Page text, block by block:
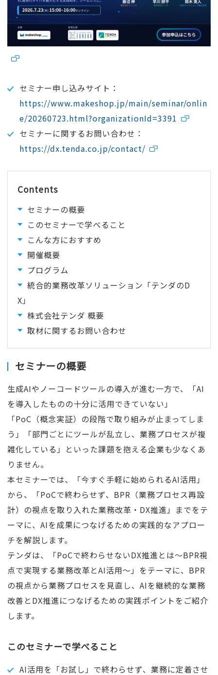
セミナー申し込みサイト：
https://www.makeshop.jp/main/seminar/onlin
e/20260723.html?organizationId=3391
セミナーに関するお問い合わせ：
https://dx.tenda.co.jp/contact/
Contents
セミナーの概要
このセミナーで学べること
こんな方におすすめ
開催概要
プログラム
統合的業務改革ソリューション「テンダのD
X」
株式会社テンダ 概要
取材に関するお問い合わせ
セミナーの概要
生成AIやノーコードツールの導入が進む一方で、「AI
を導入したものの十分に活用できていない」
「PoC（概念実証）の段階で取り組みが止まってしま
う」「部門ごとにツールが乱立し、業務プロセスが複
雑化している」といった課題を抱える企業も少なくあ
りません。
本セミナーでは、「今すぐ手軽に始められるAI活用」
から、「PoCで終わらせず、BPR（業務プロセス再設
計）の視点を取り入れた業務改革・DX推進」までをテ
ーマに、AIを成果につなげるための実践的なアプロー
チを解説します。
テンダは、「PoCで終わらせないDX推進とは～BPR視
点で実現する業務改革とAI活用～」をテーマに、BPR
の視点から業務プロセスを見直し、AIを継続的な業務
改善とDX推進につなげるための実践ポイントをご紹介
します。
このセミナーで学べること
AI活用を「お試し」で終わらせず、業務に定着させ